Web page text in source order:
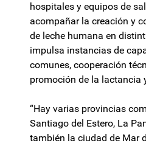
hospitales y equipos de
acompañar la creación y
de leche humana en
impulsa instancias de
comunes, cooperación
promoción de la lactancia
“Hay varias provincias
Santiago del Estero, La
también la ciudad de Mar